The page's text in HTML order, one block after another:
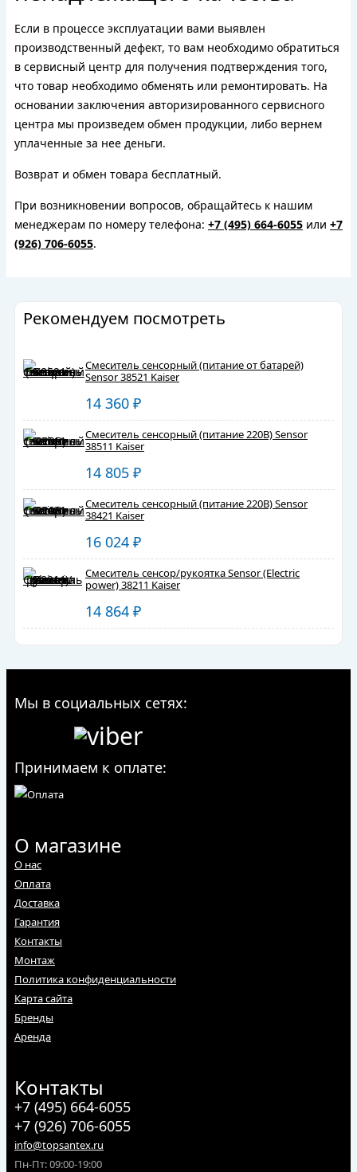
Если в процессе эксплуатации вами выявлен
производственный дефект, то вам необходимо обратиться
в сервисный центр для получения подтверждения того,
что товар необходимо обменять или ремонтировать. На
основании заключения авторизированного сервисного
центра мы произведем обмен продукции, либо вернем
уплаченные за нее деньги.
Возврат и обмен товара бесплатный.
При возникновении вопросов, обращайтесь к нашим
менеджерам по номеру телефона: +7 (495) 664-6055 или +7
(926) 706-6055.
Рекомендуем посмотреть
Смеситель сенсорный (питание от батарей)
Sensor 38521 Kaiser
14 360 ₽
Смеситель сенсорный (питание 220В) Sensor
38511 Kaiser
14 805 ₽
Смеситель сенсорный (питание 220В) Sensor
38421 Kaiser
16 024 ₽
Смеситель сенсор/рукоятка Sensor (Electric
power) 38211 Kaiser
14 864 ₽
Мы в социальных сетях:
Принимаем к оплате:
О магазине
О нас
Оплата
Доставка
Гарантия
Контакты
Монтаж
Политика конфиденциальности
Карта сайта
Бренды
Аренда
Контакты
+7 (495) 664-6055
+7 (926) 706-6055
info@topsantex.ru
Пн-Пт: 09:00-19:00